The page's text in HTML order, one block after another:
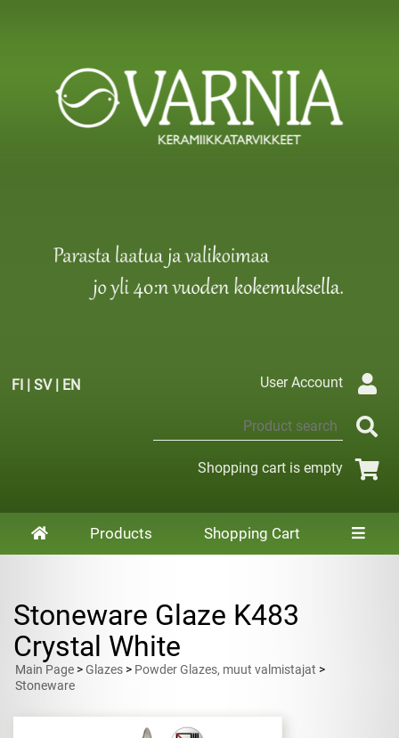
FI | SV| EN User Account
Shopping cart is empty
Products Shopping Cart
Stoneware Glaze K483
Crystal White
Main Page >Glazes > Powder Glazes, muut valmistajat >
Stoneware